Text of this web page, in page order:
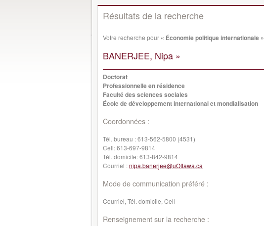
Résultats de la recherche
Votre recherche pour « Économie politique internationale »
BANERJEE, Nipa »
Doctorat
Professionnelle en résidence
Faculté des sciences sociales
École de développement international et mondialisation
Coordonnées :
Tél. bureau :613-562-5800 (4531)
Cell:613-697-9814
Tél. domicile:613-842-9814
Courriel :nipa.banerjee@uOttawa.ca
Mode de communication préféré :
Courriel, Tél. domicile, Cell
Renseignement sur la recherche :